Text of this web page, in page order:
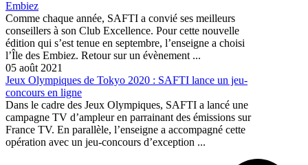
Embiez
Comme chaque année, SAFTI a convié ses meilleurs
conseillers à son Club Excellence. Pour cette nouvelle
édition qui s’est tenue en septembre, l’enseigne a choisi
l’Île des Embiez. Retour sur un évènement ...
05 août 2021
Jeux Olympiques de Tokyo 2020 : SAFTI lance un jeu-
concours en ligne
Dans le cadre des Jeux Olympiques, SAFTI a lancé une
campagne TV d’ampleur en parrainant des émissions sur
France TV. En parallèle, l’enseigne a accompagné cette
opération avec un jeu-concours d’exception ...